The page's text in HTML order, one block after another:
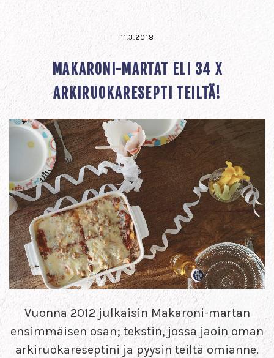
11.3.2018
MAKARONI-MARTAT ELI 34 X
ARKIRUOKARESEPTI TEILTÄ!
Vuonna 2012 julkaisin Makaroni-martan
ensimmäisen osan; tekstin, jossa jaoin oman
arkiruokareseptini ja pyysin teiltä omianne.